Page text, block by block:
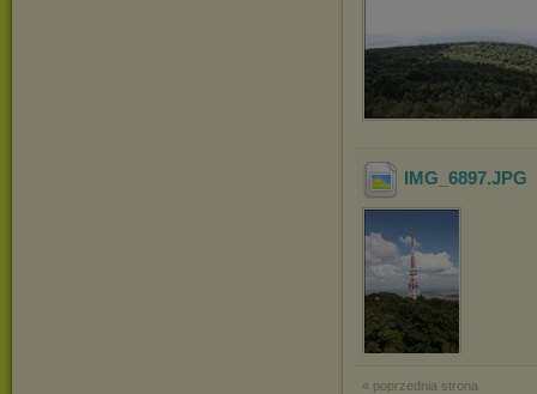
IMG_6897.JPG
« poprzednia strona